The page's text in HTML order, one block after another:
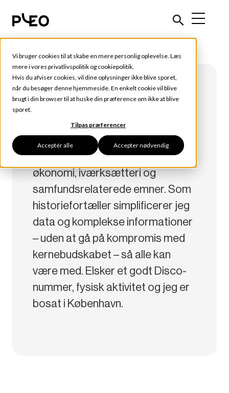
Vi bruger cookies til at skabe en mere personlig oplevelse. Læs
mere i vores privatlivspolitik og cookiepolitik.
Hvis du afviser cookies, vil dine oplysninger ikke blive sporet,
når du besøger denne hjemmeside. En enkelt cookie vil blive
brugt i din browser til at huske din præference om ikke at blive
sporet.
Tilpas præferencer
Acceptér alle Accepter nødvendig
Albert Meldgaard
Blum
Kommunikationsuddannet
tekstforfatter med flair for
økonomi, iværksætteri og
samfundsrelaterede emner. Som
historiefortæller simplificerer jeg
data og komplekse informationer
– uden at gå på kompromis med
kernebudskabet – så alle kan
være med. Elsker et godt Disco-
nummer, fysisk aktivitet og jeg er
bosat i København.